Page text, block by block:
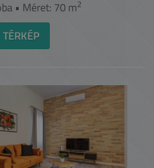
• Méret: 70 m2
TÉRKÉP